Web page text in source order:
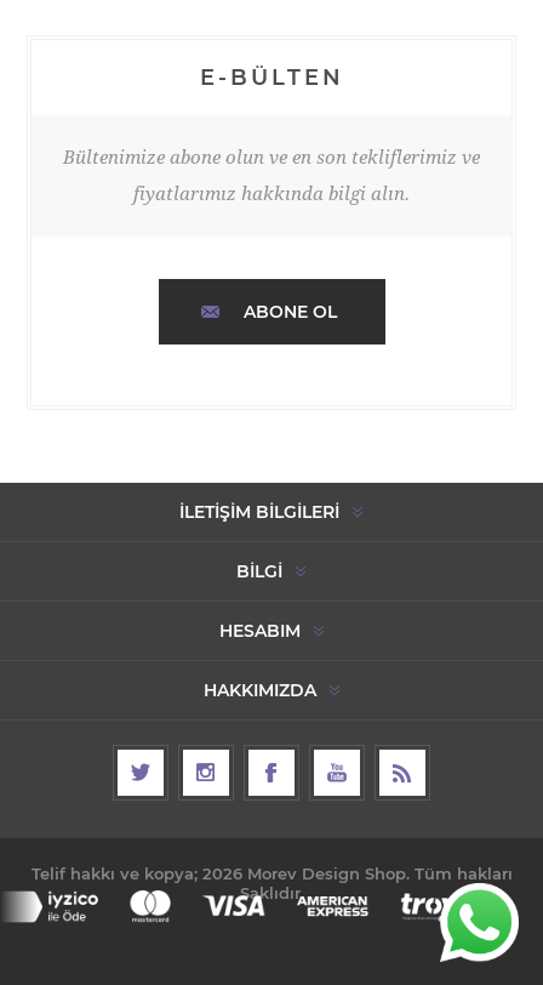
E-BÜLTEN
Bültenimize abone olun ve en son tekliflerimiz ve
fiyatlarımız hakkında bilgi alın.
ABONE OL
İLETIŞIM BILGILERI
BILGI
HESABIM
HAKKIMIZDA
Telif hakkı ve kopya; 2026 Morev Design Shop. Tüm hakları
Saklıdır.